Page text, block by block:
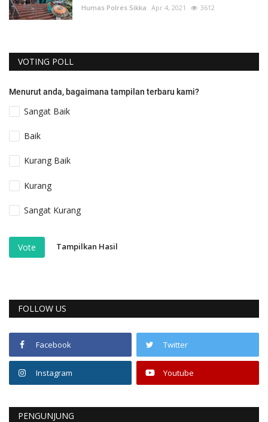
Humas Polres Sikka Apr 4, 2021 3612
VOTING POLL
Menurut anda, bagaimana tampilan terbaru kami?
Sangat Baik
Baik
Kurang Baik
Kurang
Sangat Kurang
Vote Tampilkan Hasil
FOLLOW US
Facebook Twitter
Instagram Youtube
PENGUNJUNG